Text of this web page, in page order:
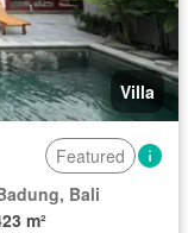
Villa
Featured
Bali
m²